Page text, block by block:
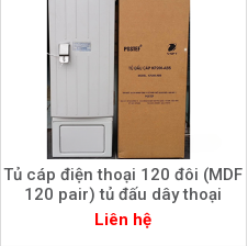
Tủ cáp điện thoại 120 đôi (MDF
120 pair) tủ đấu dây thoại
Liên hệ